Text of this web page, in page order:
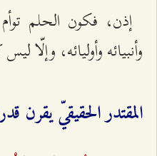
إذن، فكون الحلم
وأنبيائه وأوليائه، وإلّا
المقتدر الحقيقيّ يقرن